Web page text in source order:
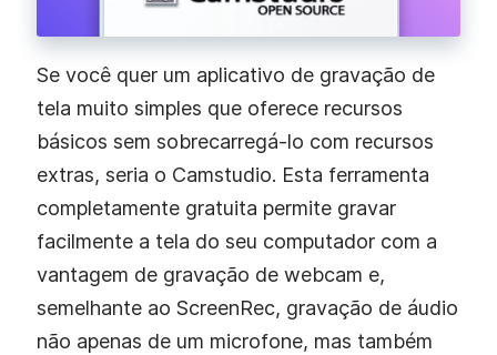
Se você quer um aplicativo de gravação de
tela muito simples que oferece recursos
básicos sem sobrecarregá-lo com recursos
extras, seria o Camstudio. Esta ferramenta
completamente gratuita permite gravar
facilmente a tela do seu computador com a
vantagem de gravação de webcam e,
semelhante ao ScreenRec, gravação de áudio
não apenas de um microfone, mas também